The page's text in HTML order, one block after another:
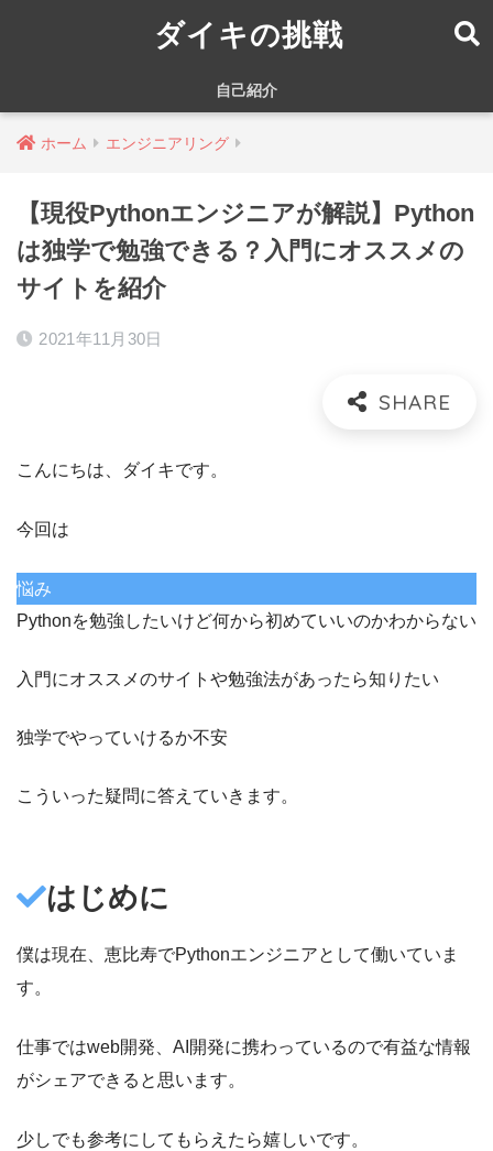
ダイキの挑戦
自己紹介
ホーム エンジニアリング
【現役Pythonエンジニアが解説】Python
は独学で勉強できる？入門にオススメの
サイトを紹介
2021年11月30日
こんにちは、ダイキです。
今回は
悩み
Pythonを勉強したいけど何から初めていいのかわからない
入門にオススメのサイトや勉強法があったら知りたい
独学でやっていけるか不安
こういった疑問に答えていきます。
はじめに
僕は現在、恵比寿でPythonエンジニアとして働いていま
す。
仕事ではweb開発、AI開発に携わっているので有益な情報
がシェアできると思います。
少しでも参考にしてもらえたら嬉しいです。